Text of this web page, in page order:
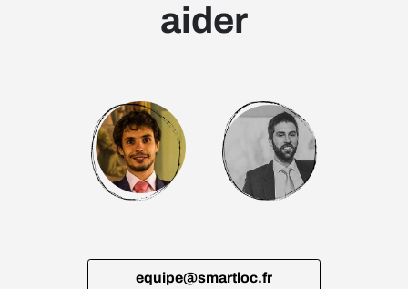
aider
equipe@smartloc.fr